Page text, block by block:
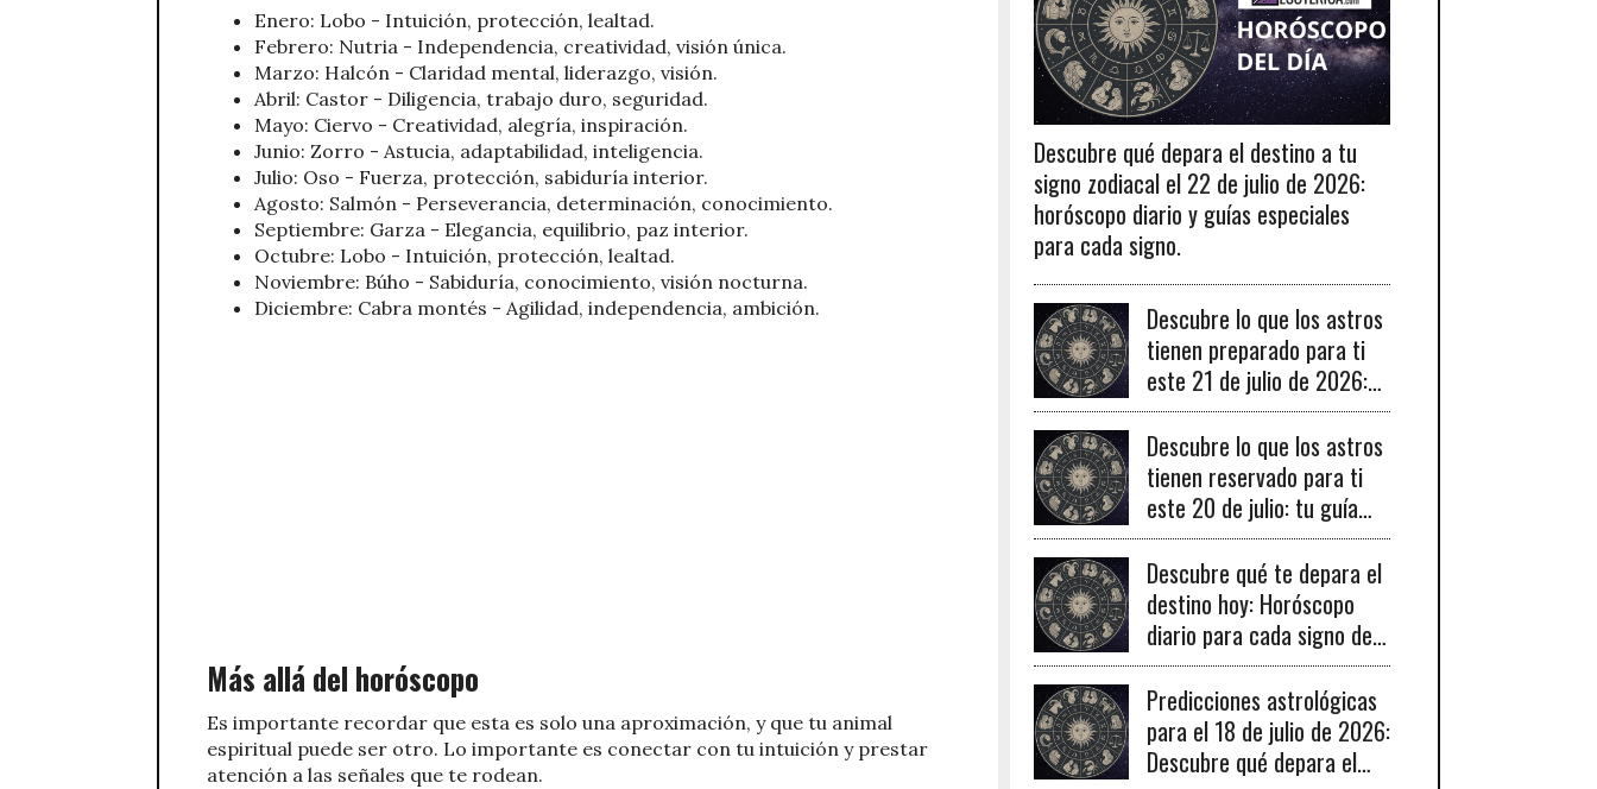
Enero: Lobo - Intuición, protección, lealtad.
Febrero: Nutria - Independencia, creatividad, visión única.
Marzo: Halcón - Claridad mental, liderazgo, visión.
Abril: Castor - Diligencia, trabajo duro, seguridad.
Mayo: Ciervo - Creatividad, alegría, inspiración.
Junio: Zorro - Astucia, adaptabilidad, inteligencia.
Julio: Oso - Fuerza, protección, sabiduría interior.
Agosto: Salmón - Perseverancia, determinación, conocimiento.
Septiembre: Garza - Elegancia, equilibrio, paz interior.
Octubre: Lobo - Intuición, protección, lealtad.
Noviembre: Búho - Sabiduría, conocimiento, visión nocturna.
Diciembre: Cabra montés - Agilidad, independencia, ambición.
Más allá del horóscopo
Es importante recordar que esta es solo una aproximación, y que tu animal
espiritual puede ser otro. Lo importante es conectar con tu intuición y prestar
atención a las señales que te rodean.
Descubre qué depara el destino a tu
signo zodiacal el 22 de julio de 2026:
horóscopo diario y guías especiales
para cada signo.
Descubre lo que los astros
tienen preparado para ti
este 21 de julio de 2026:
tu horóscopo diario
revelado.
Descubre lo que los astros
tienen reservado para ti
este 20 de julio: tu guía
diaria de horóscopo y
recomendaciones para un
día lleno de fortuna.
Descubre qué te depara el
destino hoy: Horóscopo
diario para cada signo del
19 de julio de 2026
Predicciones astrológicas
para el 18 de julio de 2026:
Descubre qué depara el